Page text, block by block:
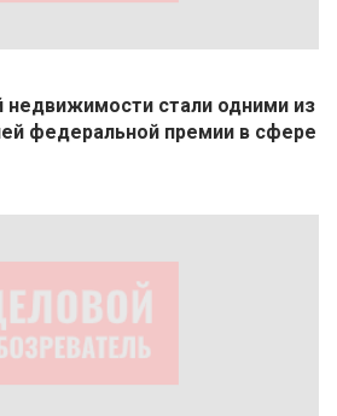
недвижимости стали одними из
федеральной премии в сфере